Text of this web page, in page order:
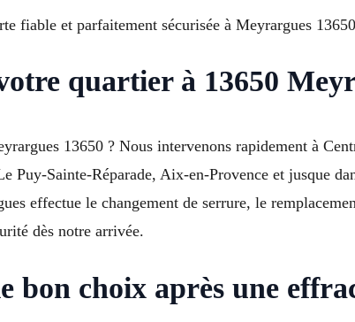
fiable et parfaitement sécurisée à Meyrargues
quartier à 13650
13650 ? Nous intervenons rapidement à
Puy-Sainte-Réparade, Aix-en-Provence et jusque
effectue le changement de serrure, le
dès notre arrivée.
bon choix après une